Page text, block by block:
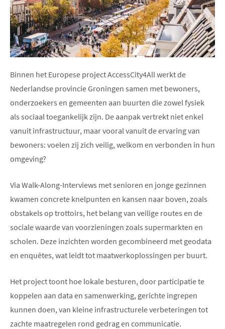
Binnen het Europese project AccessCity4All werkt de
Nederlandse provincie Groningen samen met bewoners,
onderzoekers en gemeenten aan buurten die zowel fysiek
als sociaal toegankelijk zijn. De aanpak vertrekt niet enkel
vanuit infrastructuur, maar vooral vanuit de ervaring van
bewoners: voelen zij zich veilig, welkom en verbonden in hun
omgeving?
Via Walk-Along-Interviews met senioren en jonge gezinnen
kwamen concrete knelpunten en kansen naar boven, zoals
obstakels op trottoirs, het belang van veilige routes en de
sociale waarde van voorzieningen zoals supermarkten en
scholen. Deze inzichten worden gecombineerd met geodata
en enquêtes, wat leidt tot maatwerkoplossingen per buurt.
Het project toont hoe lokale besturen, door participatie te
koppelen aan data en samenwerking, gerichte ingrepen
kunnen doen, van kleine infrastructurele verbeteringen tot
zachte maatregelen rond gedrag en communicatie.